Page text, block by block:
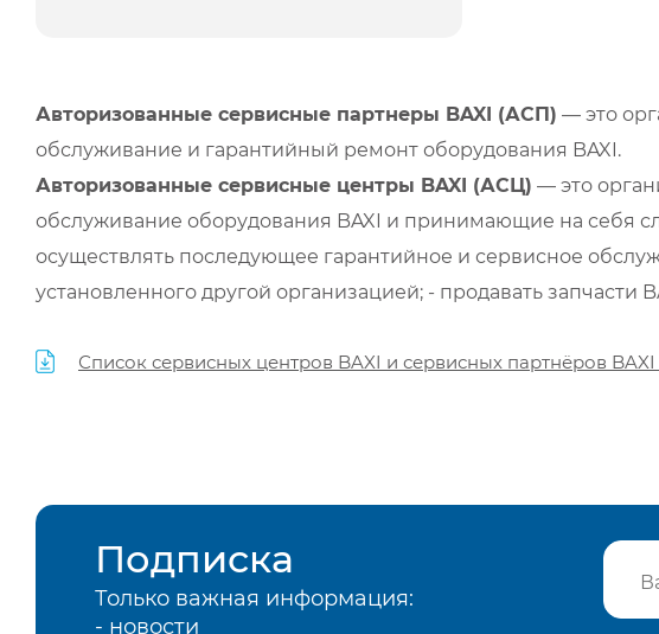
Авторизованные сервисные партнеры BAXI (АСП) — это
обслуживание и гарантийный ремонт оборудования BAXI.
Авторизованные сервисные центры BAXI (АСЦ) — это
обслуживание оборудования BAXI и принимающие на себя
осуществлять последующее гарантийное и сервисное
установленного другой организацией; - продавать
Список сервисных центров BAXI и сервисных партнёров
Подписка
Только важная информация:
- новости